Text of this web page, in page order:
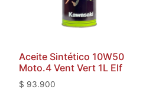
Aceite Sintético 10W50
Moto.4 Vent Vert 1L Elf
$ 93.900